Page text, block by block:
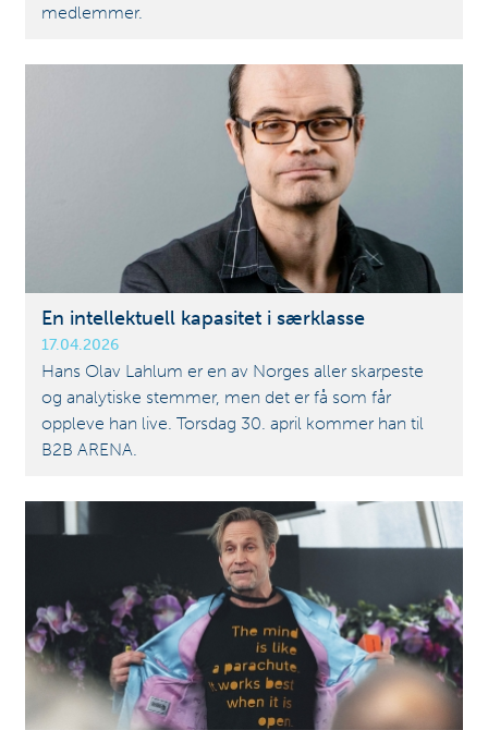
medlemmer.
En intellektuell kapasitet i særklasse
17.04.2026
Hans Olav Lahlum er en av Norges aller skarpeste
og analytiske stemmer, men det er få som får
oppleve han live. Torsdag 30. april kommer han til
B2B ARENA.